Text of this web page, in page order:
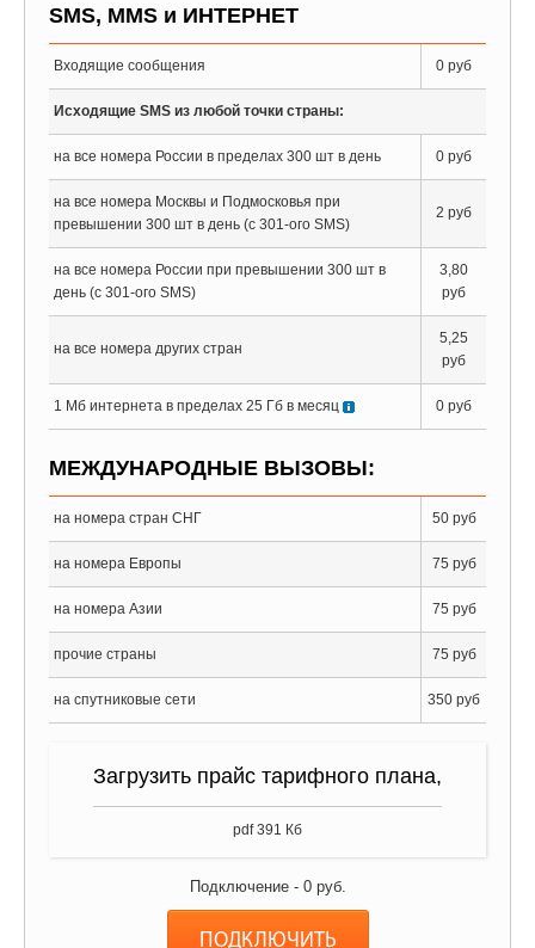
SMS, MMS и ИНТЕРНЕТ
Входящие сообщения 0 руб
Исходящие SMS из любой точки страны:
на все номера России в пределах 300 шт в день 0 руб
на все номера Москвы и Подмосковья при
превышении 300 шт в день (с 301-ого SMS)
2 руб
на все номера России при превышении 300 шт в
день (с 301-ого SMS)
3,80
руб
на все номера других стран
5,25
руб
1 Мб интернета в пределах 25 Гб в месяц 0 руб
МЕЖДУНАРОДНЫЕ ВЫЗОВЫ:
на номера стран СНГ 50 руб
на номера Европы 75 руб
на номера Азии 75 руб
прочие страны 75 руб
на спутниковые сети 350 руб
Загрузить прайс тарифного плана,
pdf 391 Кб
Подключение - 0руб.
ПОДКЛЮЧИТЬ